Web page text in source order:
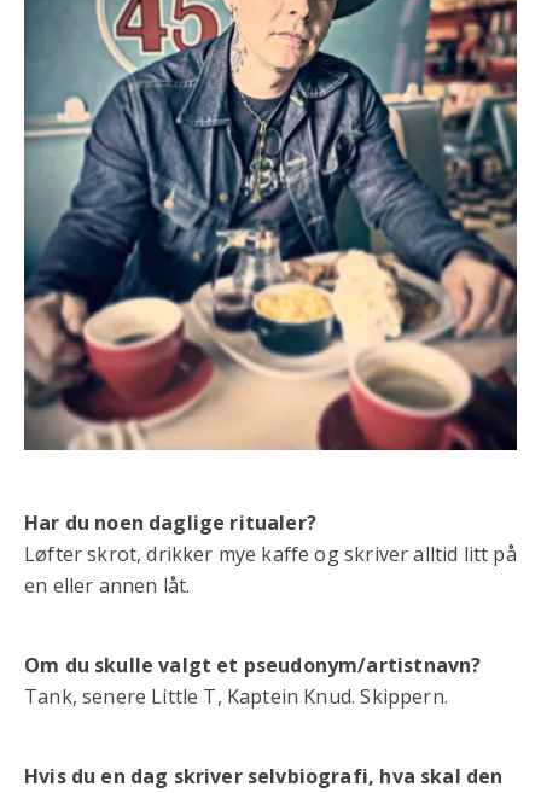
Har du noen daglige ritualer?
Løfter skrot, drikker mye kaffe og skriver alltid litt på
en eller annen låt.
Om du skulle valgt et pseudonym/artistnavn?
Tank, senere Little T, Kaptein Knud. Skippern.
Hvis du en dag skriver selvbiografi, hva skal den